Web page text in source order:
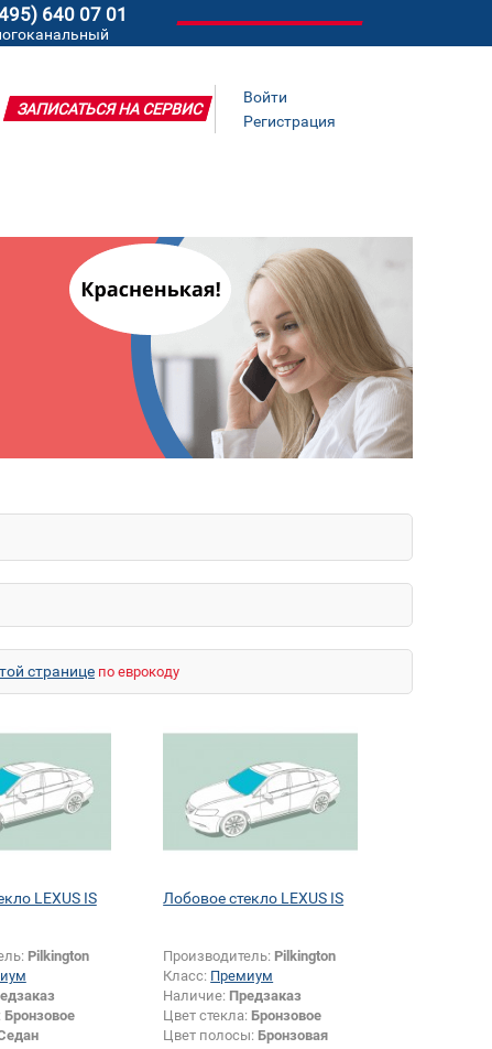
640 07 01
Войти
Регистрация
ЗАПИСАТЬСЯ НА СЕРВИС
странице по еврокоду
LEXUS IS
Pilkington
Бронзовое
Лобовое стекло LEXUS IS
Производитель: Pilkington
Класс: Премиум
Наличие: Предзаказ
Цвет стекла: Бронзовое
Цвет полосы: Бронзовая